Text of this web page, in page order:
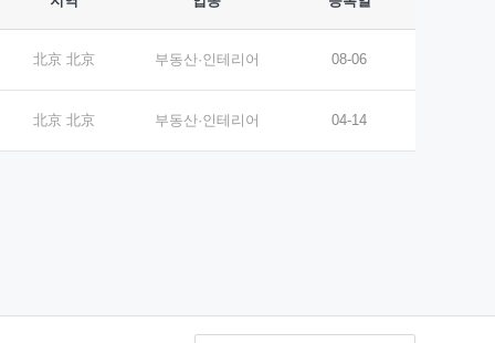
北京 北京 부동산·인테리어 08-06
北京 北京 부동산·인테리어 04-14